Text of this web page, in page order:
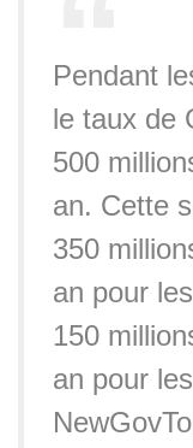
Pendant
le taux de
500
an. Cette
350
an pour
150
an pour